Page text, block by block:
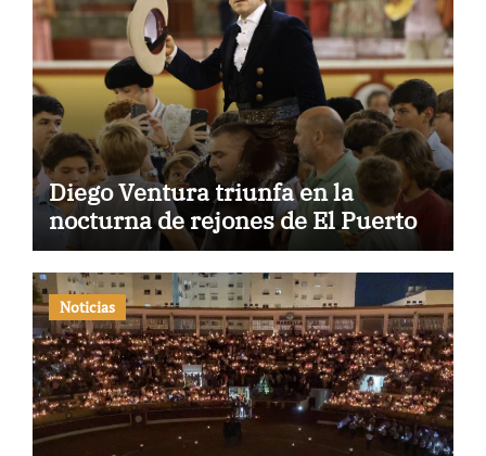
Diego Ventura triunfa en la
nocturna de rejones de El Puerto
Noticias